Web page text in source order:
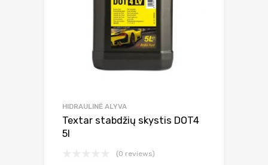
HIDRAULINĖ ALYVA
Textar stabdžių skystis DOT4
5l
(0 reviews)